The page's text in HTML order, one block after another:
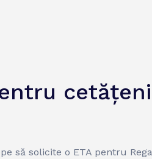
să solicite o ETA pentru